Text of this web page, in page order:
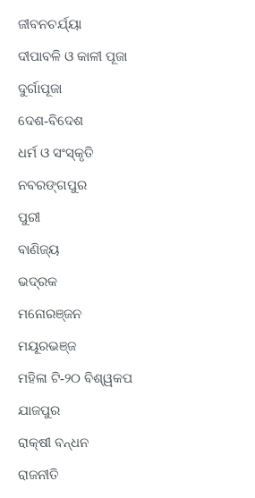
ଜୀବନଚର୍ଯ୍ୟା
ଦୀପାବଳି ଓ କାଳୀ ପୂଜା
ଦୁର୍ଗାପୂଜା
ଦେଶ-ବିଦେଶ
ଧର୍ମ ଓ ସଂସ୍କୃତି
ନବରଙ୍ଗପୁର
ପୁରୀ
ବାଣିଜ୍ୟ
ଭଦ୍ରକ
ମନୋରଞ୍ଜନ
ମୟୂରଭଞ୍ଜ
ମହିଳା ଟି-୨୦ ବିଶ୍ୱକପ
ଯାଜପୁର
ରାକ୍ଷୀ ବନ୍ଧନ
ରାଜନୀତି